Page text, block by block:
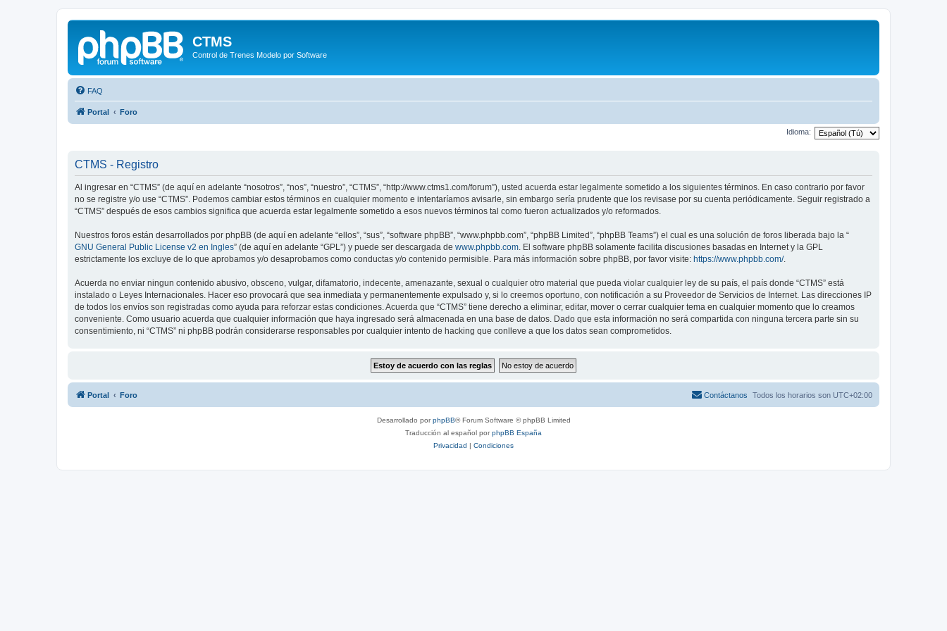
CTMS
Control de Trenes Modelo por Software
FAQ
Portal Foro
Idioma:
CTMS - Registro
Al ingresar en “CTMS” (de aquí en adelante “nosotros”, “nos”, “nuestro”, “CTMS”, “http://www.ctms1.com/forum”), usted acuerda estar legalmente sometido a los siguientes términos. En caso contrario por favor
no se registre y/o use “CTMS”. Podemos cambiar estos términos en cualquier momento e intentaríamos avisarle, sin embargo sería prudente que los revisase por su cuenta periódicamente. Seguir registrado a
“CTMS” después de esos cambios significa que acuerda estar legalmente sometido a esos nuevos términos tal como fueron actualizados y/o reformados.
Nuestros foros están desarrollados por phpBB (de aquí en adelante “ellos”, “sus”, “software phpBB”, “www.phpbb.com”, “phpBB Limited”, “phpBB Teams”) el cual es una solución de foros liberada bajo la “
GNU General Public License v2 en Ingles” (de aquí en adelante “GPL”) y puede ser descargada de www.phpbb.com. El software phpBB solamente facilita discusiones basadas en Internet y la GPL
estrictamente los excluye de lo que aprobamos y/o desaprobamos como conductas y/o contenido permisible. Para más información sobre phpBB, por favor visite: https://www.phpbb.com/.
Acuerda no enviar ningun contenido abusivo, obsceno, vulgar, difamatorio, indecente, amenazante, sexual o cualquier otro material que pueda violar cualquier ley de su país, el país donde “CTMS” está
instalado o Leyes Internacionales. Hacer eso provocará que sea inmediata y permanentemente expulsado y, si lo creemos oportuno, con notificación a su Proveedor de Servicios de Internet. Las direcciones IP
de todos los envíos son registradas como ayuda para reforzar estas condiciones. Acuerda que “CTMS” tiene derecho a eliminar, editar, mover o cerrar cualquier tema en cualquier momento que lo creamos
conveniente. Como usuario acuerda que cualquier información que haya ingresado será almacenada en una base de datos. Dado que esta información no será compartida con ninguna tercera parte sin su
consentimiento, ni “CTMS” ni phpBB podrán considerarse responsables por cualquier intento de hacking que conlleve a que los datos sean comprometidos.
Portal Foro Todos los horarios son UTC+02:00
Contáctanos
Desarrollado porphpBB® Forum Software © phpBB Limited
Traducción al español porphpBB España
Privacidad | Condiciones